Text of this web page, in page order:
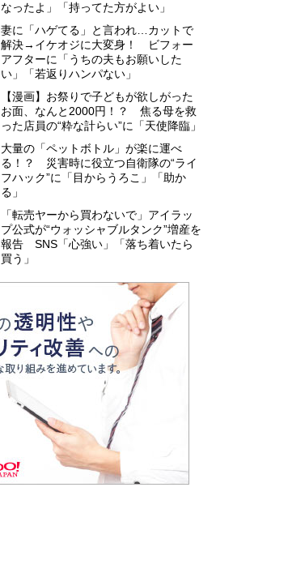
なったよ」「持ってた方がよい」
妻に「ハゲてる」と言われ…カットで
解決→イケオジに大変身！ ビフォー
アフターに「うちの夫もお願いした
い」「若返りハンパない」
【漫画】お祭りで子どもが欲しがった
お面、なんと2000円！？ 焦る母を救
った店員の“粋な計らい”に「天使降臨」
大量の「ペットボトル」が楽に運べ
る！？ 災害時に役立つ自衛隊の“ライ
フハック”に「目からうろこ」「助か
る」
「転売ヤーから買わないで」アイラッ
プ公式が“ウォッシャブルタンク”増産を
報告 SNS「心強い」「落ち着いたら
買う」